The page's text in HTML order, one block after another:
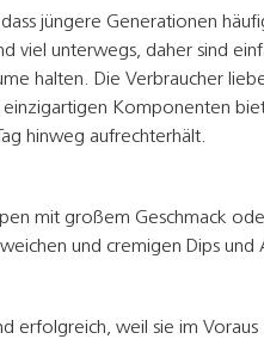
jüngere Generationen
viel unterwegs, daher sind
halten. Die Verbraucher
Komponenten
hinweg aufrechterhält.
mit großem Geschmack
und cremigen Dips
erfolgreich, weil sie im